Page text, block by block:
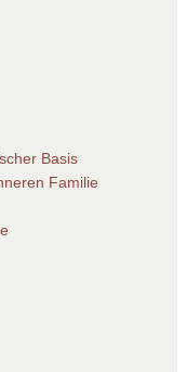
Basis
Familie